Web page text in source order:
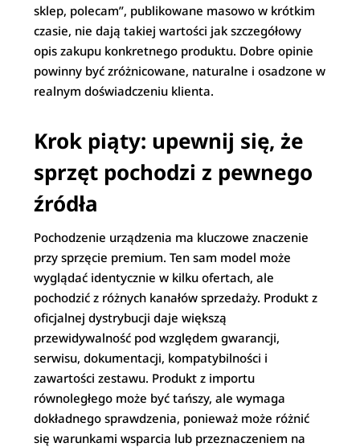
sklep, polecam”, publikowane masowo w krótkim
czasie, nie dają takiej wartości jak szczegółowy
opis zakupu konkretnego produktu. Dobre opinie
powinny być zróżnicowane, naturalne i osadzone w
realnym doświadczeniu klienta.
Krok piąty: upewnij się, że
sprzęt pochodzi z pewnego
źródła
Pochodzenie urządzenia ma kluczowe znaczenie
przy sprzęcie premium. Ten sam model może
wyglądać identycznie w kilku ofertach, ale
pochodzić z różnych kanałów sprzedaży. Produkt z
oficjalnej dystrybucji daje większą
przewidywalność pod względem gwarancji,
serwisu, dokumentacji, kompatybilności i
zawartości zestawu. Produkt z importu
równoległego może być tańszy, ale wymaga
dokładnego sprawdzenia, ponieważ może różnić
się warunkami wsparcia lub przeznaczeniem na